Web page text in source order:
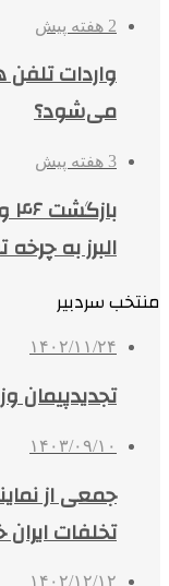
2 هفته پیش
واردات تلفن
می‌شود؟
3 هفته پیش
البرز به چرخه
منتخب سردبیر
۱۴۰۲/۱۱/۲۴
تجدیدپیمان
۱۴۰۳/۰۹/۱۰
جمعی از
تخلفات
۱۴۰۲/۱۲/۱۲